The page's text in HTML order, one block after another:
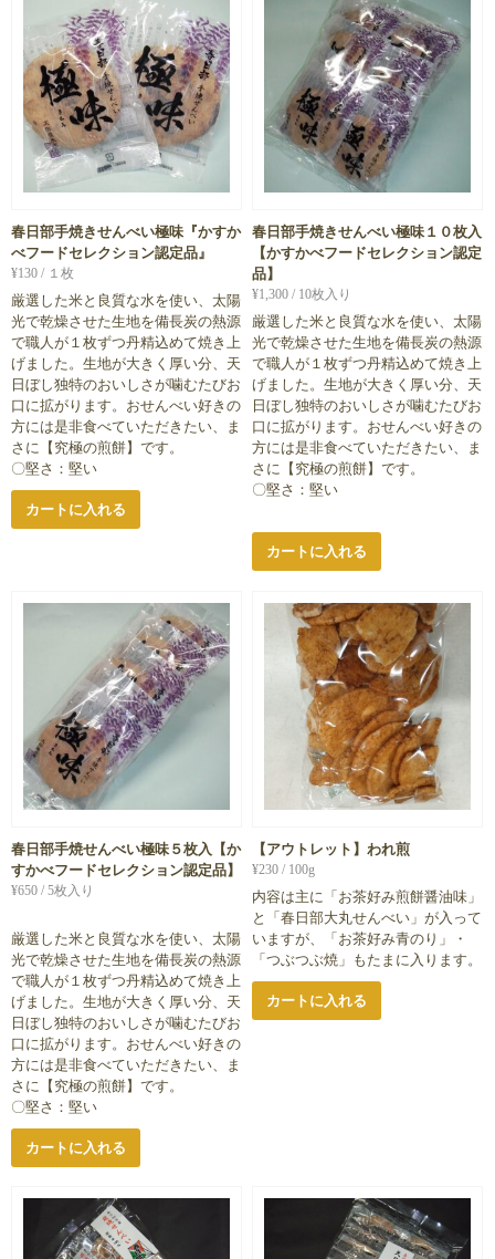
春日部手焼きせんべい極味『かすか
べフードセレクション認定品』
¥130 / １枚
厳選した米と良質な水を使い、太陽
光で乾燥させた生地を備長炭の熱源
で職人が１枚ずつ丹精込めて焼き上
げました。生地が大きく厚い分、天
日ぼし独特のおいしさが噛むたびお
口に拡がります。おせんべい好きの
方には是非食べていただきたい、ま
さに【究極の煎餅】です。
〇堅さ：堅い
カートに入れる
春日部手焼きせんべい極味１０枚入
【かすかべフードセレクション認定
品】
¥1,300 / 10枚入り
厳選した米と良質な水を使い、太陽
光で乾燥させた生地を備長炭の熱源
で職人が１枚ずつ丹精込めて焼き上
げました。生地が大きく厚い分、天
日ぼし独特のおいしさが噛むたびお
口に拡がります。おせんべい好きの
方には是非食べていただきたい、ま
さに【究極の煎餅】です。
〇堅さ：堅い
カートに入れる
春日部手焼せんべい極味５枚入【か
すかべフードセレクション認定品】
¥650 / 5枚入り
厳選した米と良質な水を使い、太陽
光で乾燥させた生地を備長炭の熱源
で職人が１枚ずつ丹精込めて焼き上
げました。生地が大きく厚い分、天
日ぼし独特のおいしさが噛むたびお
口に拡がります。おせんべい好きの
方には是非食べていただきたい、ま
さに【究極の煎餅】です。
〇堅さ：堅い
カートに入れる
【アウトレット】われ煎
¥230 / 100g
内容は主に「お茶好み煎餅醤油味」
と「春日部大丸せんべい」が入って
いますが、「お茶好み青のり」・
「つぶつぶ焼」もたまに入ります。
カートに入れる